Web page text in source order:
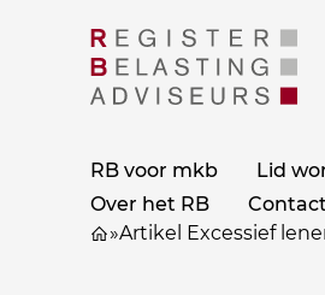
RB voor mkb Lid
Over het RB
Contact
»Artikel Excessief